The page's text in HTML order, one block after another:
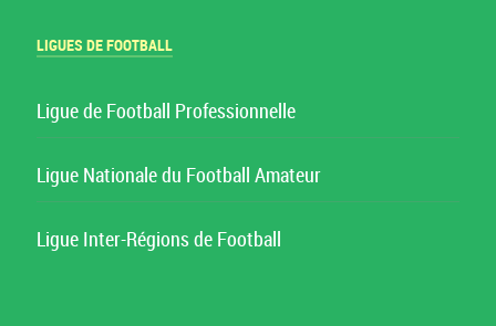
LIGUES DE FOOTBALL
Ligue de Football Professionnelle
Ligue Nationale du Football Amateur
Ligue Inter-Régions de Football